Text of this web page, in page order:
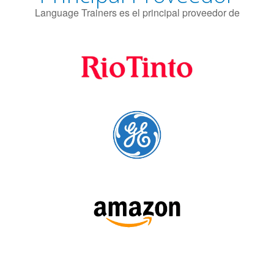
Principal Proveedor
Language Trainers es el principal proveedor de